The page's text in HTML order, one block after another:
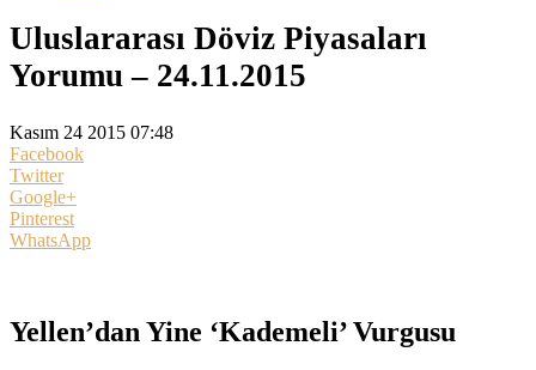
Uluslararası Döviz Piyasaları
Yorumu – 24.11.2015
Kasım 24 2015 07:48
Facebook
Twitter
Google+
Pinterest
WhatsApp
Yellen’dan Yine ‘Kademeli’ Vurgusu